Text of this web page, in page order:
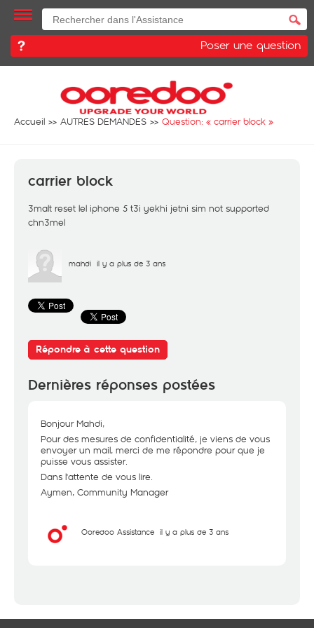
Poser une question
Accueil AUTRES DEMANDES Question: « carrier block »
carrier block
3malt reset lel iphone 5 t3i yekhi jetni sim not supported
chn3mel
mahdi il y a plus de 3 ans
Répondre à cette question
Dernières réponses postées
Bonjour Mahdi,
Pour des mesures de confidentialité, je viens de vous
envoyer un mail, merci de me répondre pour que je
puisse vous assister.
Dans l'attente de vous lire.
Aymen, Community Manager
Ooredoo Assistance il y a plus de 3 ans